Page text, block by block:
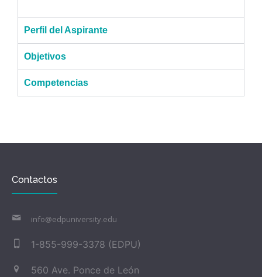
Perfil del Aspirante
Objetivos
Competencias
Contactos
info@edpuniversity.edu
1-855-999-3378 (EDPU)
560 Ave. Ponce de León